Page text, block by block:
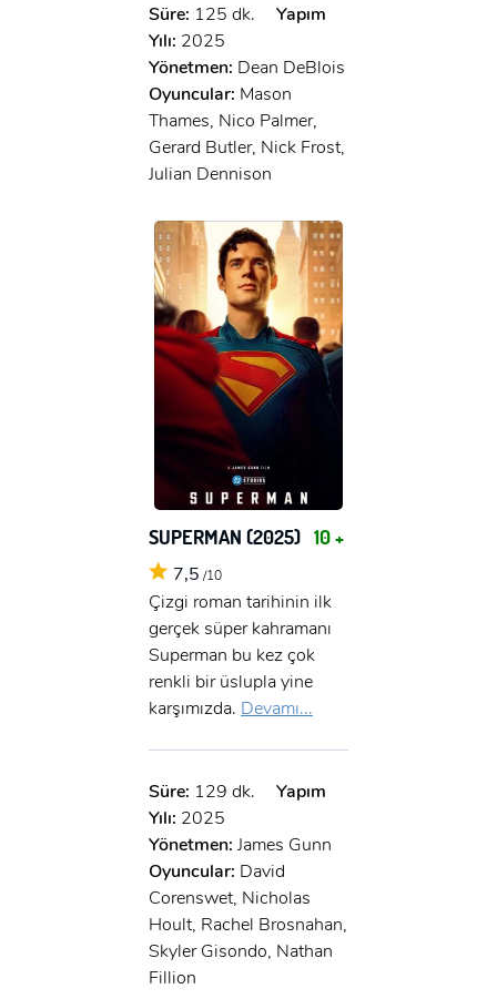
Süre: 125 dk.
Yapım
Yılı: 2025
Yönetmen: Dean DeBlois
Oyuncular: Mason
Thames, Nico Palmer,
Gerard Butler, Nick Frost,
Julian Dennison
SUPERMAN (2025) 10 +
7,5 /10
Çizgi roman tarihinin ilk
gerçek süper kahramanı
Superman bu kez çok
renkli bir üslupla yine
karşımızda. Devamı...
Süre: 129 dk.
Yapım
Yılı: 2025
Yönetmen: James Gunn
Oyuncular: David
Corenswet, Nicholas
Hoult, Rachel Brosnahan,
Skyler Gisondo, Nathan
Fillion